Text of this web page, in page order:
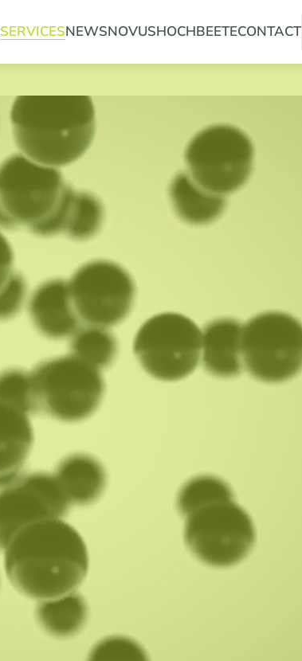
SERVICESNEWSNOVUSHOCHBEETECONTACT